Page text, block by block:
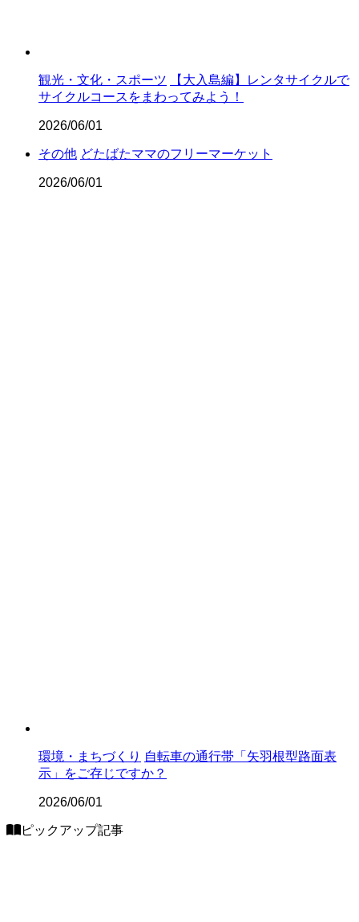
観光・文化・スポーツ
【大入島編】レンタサイクルで
サイクルコースをまわってみよう！
2026/06/01
その他 どたばたママのフリーマーケット
2026/06/01
環境・まちづくり 自転車の通行帯「矢羽根型路面表
示」をご存じですか？
2026/06/01
ピックアップ記事